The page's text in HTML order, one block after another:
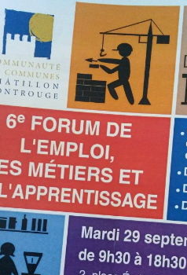
Skip to content
Accueil
BIO
Activités
Galerie
Contact
Toggle website search
Press
Menu Fermer